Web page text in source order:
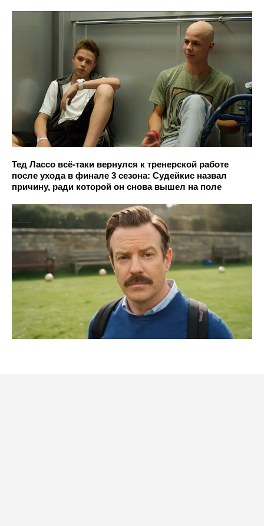
Тед Лассо всё-таки вернулся к тренерской работе
после ухода в финале 3 сезона: Судейкис назвал
причину, ради которой он снова вышел на поле